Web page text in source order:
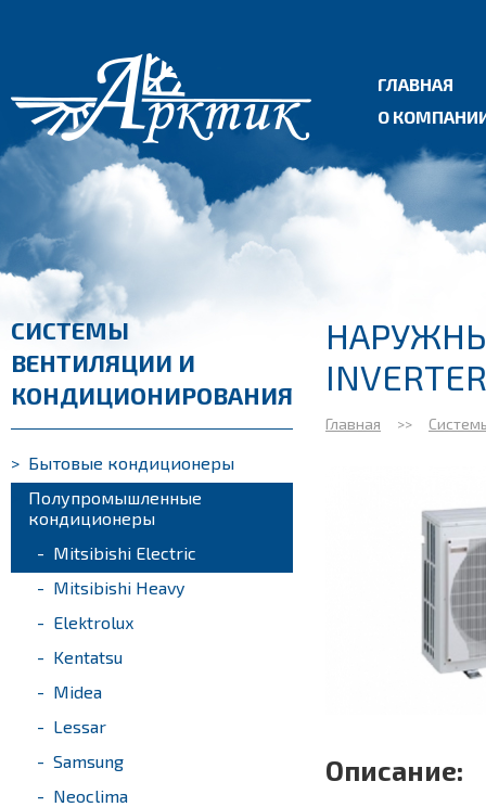
ГЛАВНАЯ
О
СИСТЕМЫ
ВЕНТИЛЯЦИИ И
КОНДИЦИОНИРОВАНИЯ
> Бытовые кондиционеры
Полупромышленные
кондиционеры
- Mitsibishi Electric
- Mitsibishi Heavy
- Elektrolux
- Kentatsu
- Midea
- Lessar
- Samsung
- Neoclima
INVERTER
Главная >>
Описание: